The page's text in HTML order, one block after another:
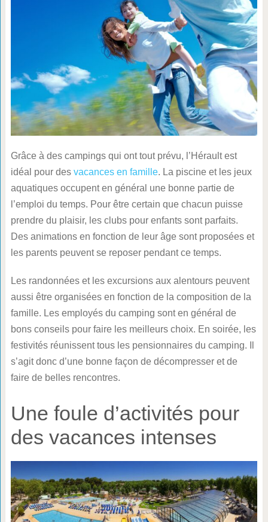
Grâce à des campings qui ont tout prévu, l’Hérault est
idéal pour des vacances en famille. La piscine et les jeux
aquatiques occupent en général une bonne partie de
l’emploi du temps. Pour être certain que chacun puisse
prendre du plaisir, les clubs pour enfants sont parfaits.
Des animations en fonction de leur âge sont proposées et
les parents peuvent se reposer pendant ce temps.
Les randonnées et les excursions aux alentours peuvent
aussi être organisées en fonction de la composition de la
famille. Les employés du camping sont en général de
bons conseils pour faire les meilleurs choix. En soirée, les
festivités réunissent tous les pensionnaires du camping. Il
s’agit donc d’une bonne façon de décompresser et de
faire de belles rencontres.
Une foule d’activités pour
des vacances intenses